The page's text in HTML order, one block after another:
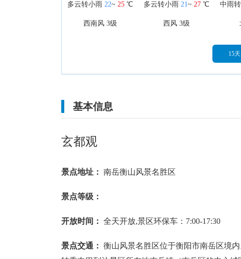
多云转小雨 22~ 25℃
西南风 3级
多云转小雨 21~ 27℃
西风 3级
中雨
15
北风 2级
基本信息
玄都观
景点地址： 南岳衡山风景名胜区
景点等级：
开放时间： 全天开放,景区环保车：7:00-17:30
景点交通： 衡山风景名胜区位于衡阳市南岳区境